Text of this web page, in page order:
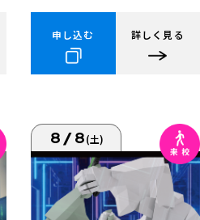
申し込む 詳しく見る
8/8(土)